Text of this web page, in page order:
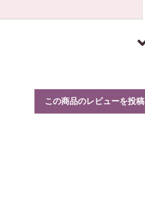
この商品のレビューを投稿